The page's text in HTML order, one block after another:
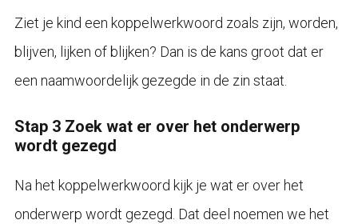
Ziet je kind een koppelwerkwoord zoals zijn, worden,
blijven, lijken of blijken? Dan is de kans groot dat er
een naamwoordelijk gezegde in de zin staat.
Stap 3 Zoek wat er over het onderwerp
wordt gezegd
Na het koppelwerkwoord kijk je wat er over het
onderwerp wordt gezegd. Dat deel noemen we het